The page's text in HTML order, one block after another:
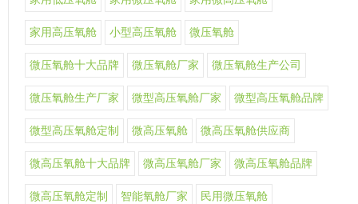
家用高压氧舱 小型高压氧舱 微压氧舱
微压氧舱十大品牌 微压氧舱厂家 微压氧舱生产公司
微压氧舱生产厂家 微型高压氧舱厂家 微型高压氧舱品牌
微型高压氧舱定制 微高压氧舱 微高压氧舱供应商
微高压氧舱十大品牌 微高压氧舱厂家 微高压氧舱品牌
微高压氧舱定制 智能氧舱厂家 民用微压氧舱